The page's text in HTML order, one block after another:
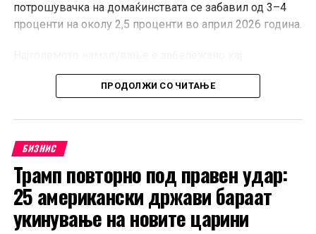
потрошувачка на домаќинствата се забавил од 3–4
проценти на околу 2,5 проценти во април 2026 година.
дискреционите трошоци, при што домаќинствата ги
одложуваат купувањата на луксузна облека, обувки,
Домаќинствата со повисоки приходи најмногу ја
намалиле ваквата потрошувачка поради зголемената
неизвесност, додека оние со пониски примања ги
крателе трошоците за трајни добра, ресторани и
кафулиња.
Единствената категорија со раст на трошоците
ПРОДОЛЖИ СО ЧИТАЊЕ
БИЗНИС
Трамп повторно под правен удар:
25 американски држави бараат
укинување на новите царини